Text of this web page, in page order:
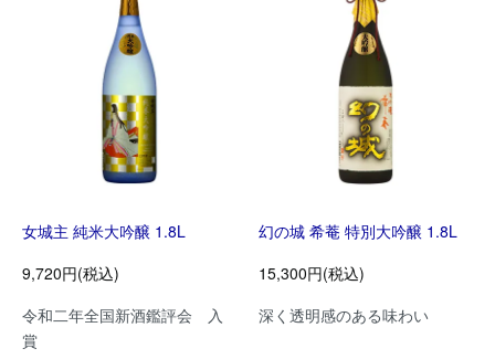
女城主 純米大吟醸 1.8L
9,720円(税込)
令和二年全国新酒鑑評会 入
賞
幻の城 希菴 特別大吟醸 1.8L
15,300円(税込)
深く透明感のある味わい